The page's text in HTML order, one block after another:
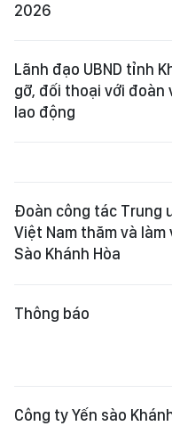
2026
Lãnh đạo UBND tỉnh
gỡ, đối thoại với đoàn
lao động
Đoàn công tác Trung
Việt Nam thăm và làm
Sào Khánh Hòa
Thông báo
Công ty Yến sào